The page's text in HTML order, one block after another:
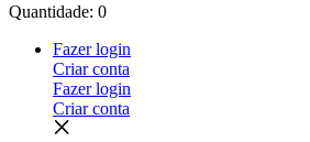
Quantidade: 0
Fazer login
Criar conta
Fazer login
Criar conta